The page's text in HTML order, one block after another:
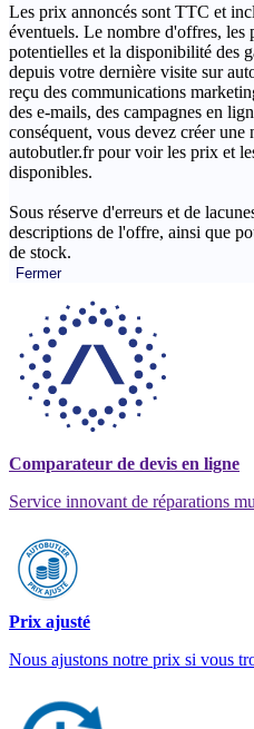
Les prix annoncés sont TTC et
éventuels. Le nombre d'offres, les
potentielles et la disponibilité des
depuis votre dernière visite sur
reçu des communications
des e-mails, des campagnes en
conséquent, vous devez créer
autobutler.fr pour voir les prix et
disponibles.
Sous réserve d'erreurs et de
descriptions de l'offre, ainsi que
de stock.
Fermer
Comparateur de devis en ligne
Service innovant de réparations
Prix ajusté
Nous ajustons notre prix si vous